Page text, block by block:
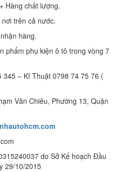
Hàng chất lượng.
trên cả nước.
hàng.
phẩm phụ kiện ô tô trong vòng 7
– Kĩ Thuật 0798 74 75 76 (
Văn Chiêu, Phường 13, Quận
do Sở Kế hoạch Đầu
29/10/2015